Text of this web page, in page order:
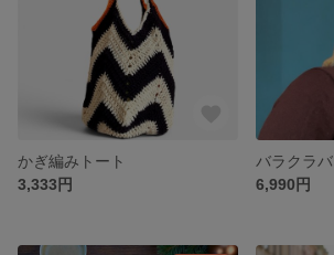
かぎ編みトート
3,333円
バラクラバ
6,990円